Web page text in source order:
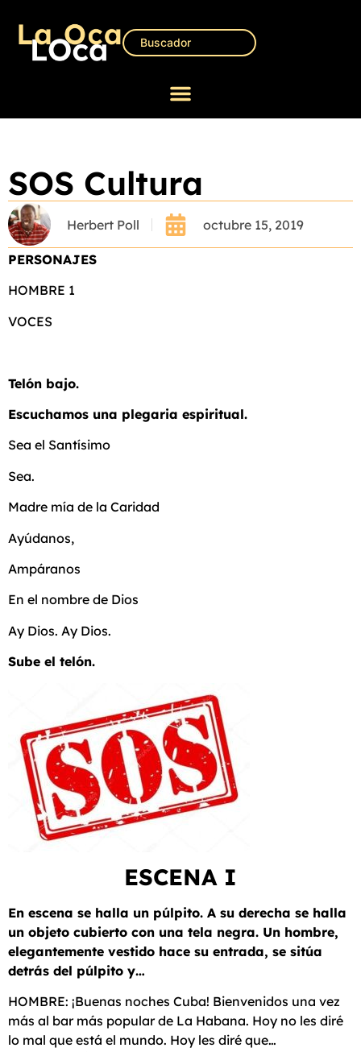
SOS Cultura
Herbert Poll octubre 15, 2019
PERSONAJES
HOMBRE 1
VOCES
Telón bajo.
Escuchamos una plegaria espiritual.
Sea el Santísimo
Sea.
Madre mía de la Caridad
Ayúdanos,
Ampáranos
En el nombre de Dios
Ay Dios. Ay Dios.
Sube el telón.
ESCENA I
En escena se halla un púlpito. A su derecha se halla
un objeto cubierto con una tela negra. Un hombre,
elegantemente vestido hace su entrada, se sitúa
detrás del púlpito y…
HOMBRE: ¡Buenas noches Cuba! Bienvenidos una vez
más al bar más popular de La Habana. Hoy no les diré
lo mal que está el mundo. Hoy les diré que…